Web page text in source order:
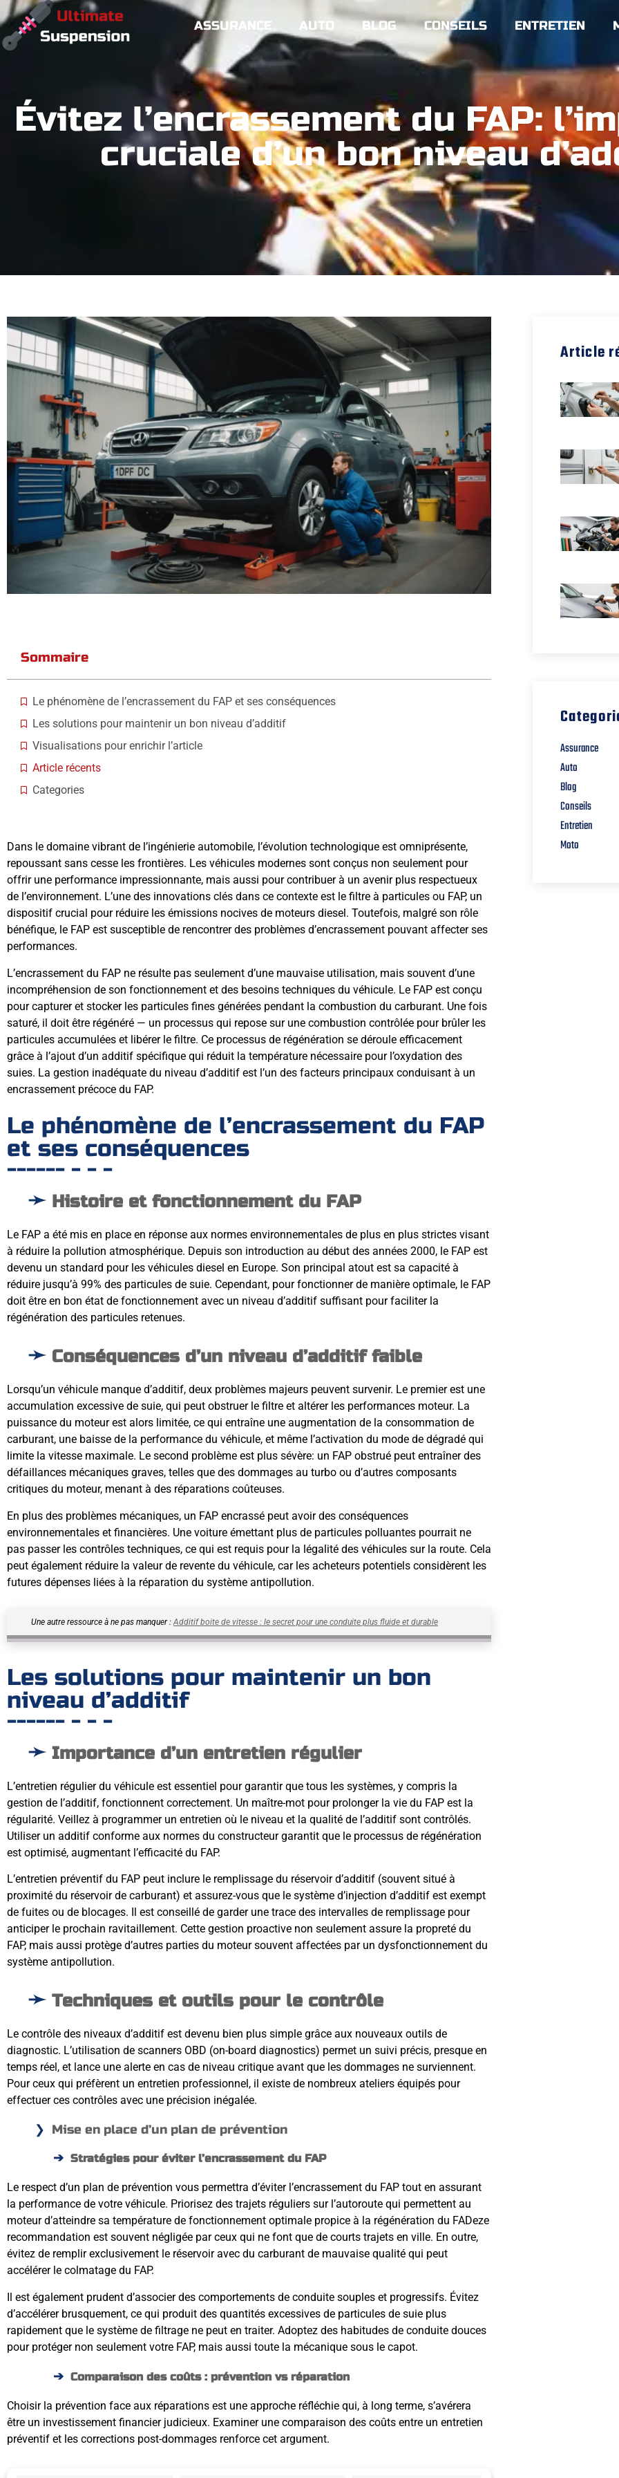
ASSURANCE AUTO BLOG CONSEILS ENTRETIEN
Évitez l’encrassement du FAP:
cruciale d’un bon niveau
Sommaire
Le phénomène de l’encrassement du FAP et ses conséquences
Les solutions pour maintenir un bon niveau d’additif
Visualisations pour enrichir l’article
Article récents
Categories
Dans le domaine vibrant de l’ingénierie automobile, l’évolution technologique est omniprésente,
repoussant sans cesse les frontières. Les véhicules modernes sont conçus non seulement pour
offrir une performance impressionnante, mais aussi pour contribuer à un avenir plus respectueux
de l’environnement. L’une des innovations clés dans ce contexte est le filtre à particules ou FAP, un
dispositif crucial pour réduire les émissions nocives de moteurs diesel. Toutefois, malgré son rôle
bénéfique, le FAP est susceptible de rencontrer des problèmes d’encrassement pouvant affecter ses
performances.
L’encrassement du FAP ne résulte pas seulement d’une mauvaise utilisation, mais souvent d’une
incompréhension de son fonctionnement et des besoins techniques du véhicule. Le FAP est conçu
pour capturer et stocker les particules fines générées pendant la combustion du carburant. Une fois
saturé, il doit être régénéré — un processus qui repose sur une combustion contrôlée pour brûler les
particules accumulées et libérer le filtre. Ce processus de régénération se déroule efficacement
grâce à l’ajout d’un additif spécifique qui réduit la température nécessaire pour l’oxydation des
suies. La gestion inadéquate du niveau d’additif est l’un des facteurs principaux conduisant à un
encrassement précoce du FAP.
Le phénomène de l’encrassement du FAP
et ses conséquences
Histoire et fonctionnement du FAP
Le FAP a été mis en place en réponse aux normes environnementales de plus en plus strictes visant
à réduire la pollution atmosphérique. Depuis son introduction au début des années 2000, le FAP est
devenu un standard pour les véhicules diesel en Europe. Son principal atout est sa capacité à
réduire jusqu’à 99% des particules de suie. Cependant, pour fonctionner de manière optimale, le FAP
doit être en bon état de fonctionnement avec un niveau d’additif suffisant pour faciliter la
régénération des particules retenues.
Conséquences d’un niveau d’additif faible
Lorsqu’un véhicule manque d’additif, deux problèmes majeurs peuvent survenir. Le premier est une
accumulation excessive de suie, qui peut obstruer le filtre et altérer les performances moteur. La
puissance du moteur est alors limitée, ce qui entraîne une augmentation de la consommation de
carburant, une baisse de la performance du véhicule, et même l’activation du mode de dégradé qui
limite la vitesse maximale. Le second problème est plus sévère: un FAP obstrué peut entraîner des
défaillances mécaniques graves, telles que des dommages au turbo ou d’autres composants
critiques du moteur, menant à des réparations coûteuses.
En plus des problèmes mécaniques, un FAP encrassé peut avoir des conséquences
environnementales et financières. Une voiture émettant plus de particules polluantes pourrait ne
pas passer les contrôles techniques, ce qui est requis pour la légalité des véhicules sur la route. Cela
peut également réduire la valeur de revente du véhicule, car les acheteurs potentiels considèrent les
futures dépenses liées à la réparation du système antipollution.
Une autre ressource à ne pas manquer : Additif boite de vitesse : le secret pour une conduite plus fluide et durable
Les solutions pour maintenir un bon
niveau d’additif
Importance d’un entretien régulier
L’entretien régulier du véhicule est essentiel pour garantir que tous les systèmes, y compris la
gestion de l’additif, fonctionnent correctement. Un maître-mot pour prolonger la vie du FAP est la
régularité. Veillez à programmer un entretien où le niveau et la qualité de l’additif sont contrôlés.
Utiliser un additif conforme aux normes du constructeur garantit que le processus de régénération
est optimisé, augmentant l’efficacité du FAP.
L’entretien préventif du FAP peut inclure le remplissage du réservoir d’additif (souvent situé à
proximité du réservoir de carburant) et assurez-vous que le système d’injection d’additif est exempt
de fuites ou de blocages. Il est conseillé de garder une trace des intervalles de remplissage pour
anticiper le prochain ravitaillement. Cette gestion proactive non seulement assure la propreté du
FAP, mais aussi protège d’autres parties du moteur souvent affectées par un dysfonctionnement du
système antipollution.
Techniques et outils pour le contrôle
Le contrôle des niveaux d’additif est devenu bien plus simple grâce aux nouveaux outils de
diagnostic. L’utilisation de scanners OBD (on-board diagnostics) permet un suivi précis, presque en
temps réel, et lance une alerte en cas de niveau critique avant que les dommages ne surviennent.
Pour ceux qui préfèrent un entretien professionnel, il existe de nombreux ateliers équipés pour
effectuer ces contrôles avec une précision inégalée.
Mise en place d’un plan de prévention
Stratégies pour éviter l’encrassement du FAP
Le respect d’un plan de prévention vous permettra d’éviter l’encrassement du FAP tout en assurant
la performance de votre véhicule. Priorisez des trajets réguliers sur l’autoroute qui permettent au
moteur d’atteindre sa température de fonctionnement optimale propice à la régénération du FADeze
recommandation est souvent négligée par ceux qui ne font que de courts trajets en ville. En outre,
évitez de remplir exclusivement le réservoir avec du carburant de mauvaise qualité qui peut
accélérer le colmatage du FAP.
Il est également prudent d’associer des comportements de conduite souples et progressifs. Évitez
d’accélérer brusquement, ce qui produit des quantités excessives de particules de suie plus
rapidement que le système de filtrage ne peut en traiter. Adoptez des habitudes de conduite douces
pour protéger non seulement votre FAP, mais aussi toute la mécanique sous le capot.
Comparaison des coûts : prévention vs réparation
Choisir la prévention face aux réparations est une approche réfléchie qui, à long terme, s’avérera
être un investissement financier judicieux. Examiner une comparaison des coûts entre un entretien
préventif et les corrections post-dommages renforce cet argument.
Article
Assurance
Auto
Blog
Conseils
Entretien
Moto